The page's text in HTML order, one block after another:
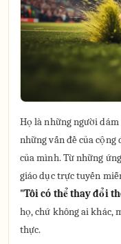
Họ là những người
những vấn đề của cộng
của mình. Từ những
giáo dục trực tuyến
"Tôi có thể thay đổi
họ, chứ không ai khác,
thực.